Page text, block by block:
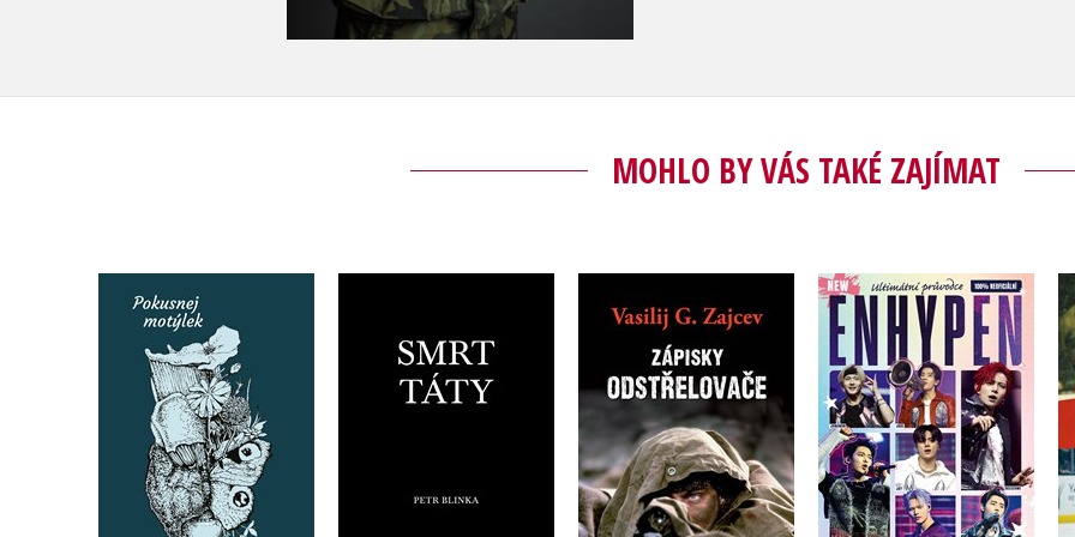
MOHLO BY VÁS TAKÉ ZAJÍMAT
Pokusnej Motýlek
Karolína Kollárová
Do košíku
Petr Blinka
Do košíku
Zápisky odstřelovače
Vasilij G. Zajcev
Do košíku
Ultimátní průvodce
Enhypen
Future Publishing
Do košíku